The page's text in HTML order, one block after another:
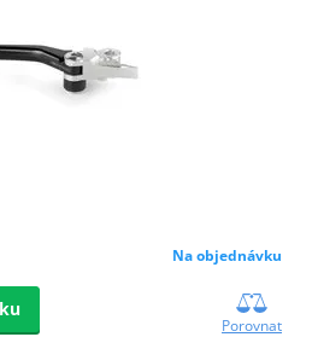
Na objednávku
Porovnat